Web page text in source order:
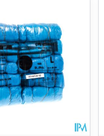
prijswaarden aan te passen.